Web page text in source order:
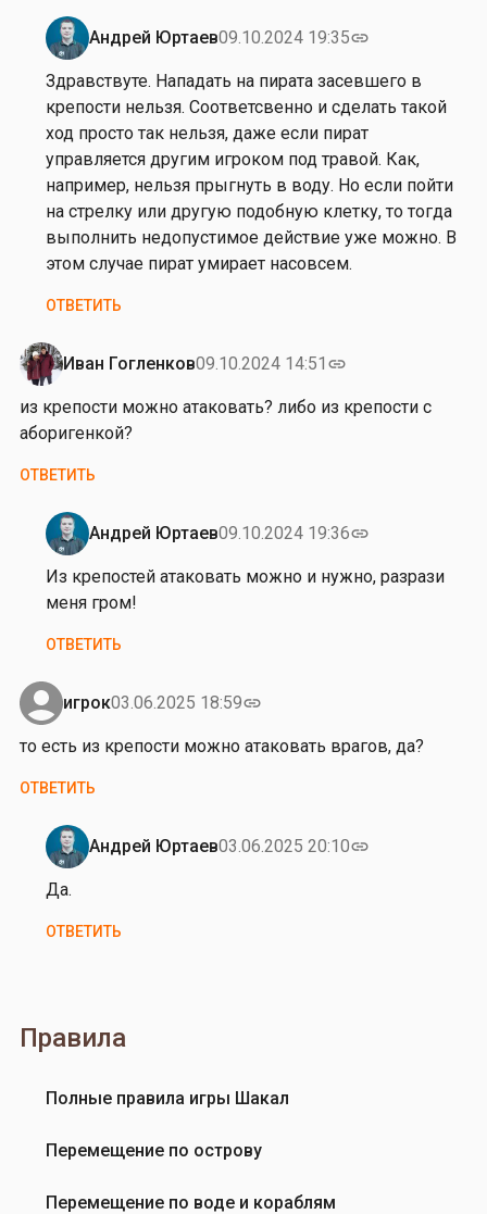
Андрей Юртаев09.10.2024 19:35link
Ответ
на
з
д
р
а
в
с
т
у
т
е
,
е
с
и
н
а
п
с
ь
н
а
…
Иван
Гогленков
Здравствуте. Нападать на пирата засевшего в
крепости нельзя. Соответсвенно и сделать такой
ход просто так нельзя, даже если пират
управляется другим игроком под травой. Как,
например, нельзя прыгнуть в воду. Но если пойти
на стрелку или другую подобную клетку, то тогда
выполнить недопустимое действие уже можно. В
этом случае пират умирает насовсем.
ОТВЕТИТЬ
Иван Гогленков09.10.2024 14:51 link
из крепости можно атаковать? либо из крепости с
аборигенкой?
ОТВЕТИТЬ
Андрей Юртаев09.10.2024 19:36link
Ответ
на
и
к
е
п
о
с
и
м
о
н
а
о
а
ь
Из крепостей атаковать можно и нужно, разрази
меня гром!
ОТВЕТИТЬ
игрок03.06.2025 18:59link
то есть из крепости можно атаковать врагов, да?
ОТВЕТИТЬ
Андрей Юртаев03.06.2025 20:10link
Ответ
на
о
ь
з
р
п
Да.
ОТВЕТИТЬ
Правила
Полные правила игры Шакал
Перемещение по острову
Перемещение по воде и кораблям